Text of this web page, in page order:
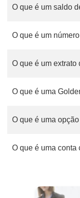
O que é um saldo
O que é um
O que é um extrato
O que é uma
O que é uma
O que é uma conta